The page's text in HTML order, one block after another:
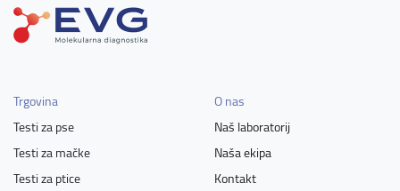
Trgovina
Testi za pse
Testi za mačke
Testi za ptice
O nas
Naš laboratorij
Naša ekipa
Kontakt